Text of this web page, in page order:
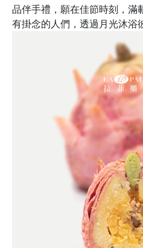
品伴手禮，願在佳節時刻，滿
有掛念的人們，透過月光沐浴